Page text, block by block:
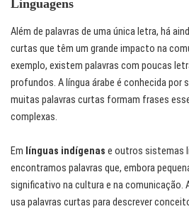
Linguagens
Além de palavras de uma única letra, há
curtas que têm um grande impacto na
exemplo, existem palavras com poucas
profundos. A língua árabe é conhecida por
muitas palavras curtas formam frases
complexas.
Em línguas indígenas e outros sistemas
encontramos palavras que, embora
significativo na cultura e na comunicação.
usa palavras curtas para descrever